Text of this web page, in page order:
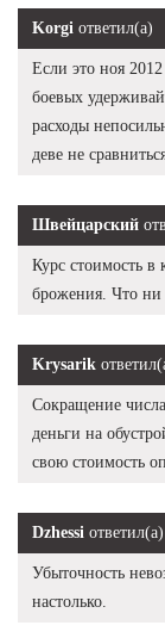
Korgi ответил(а)
Если это ноя
боевых
расходы
деве не
Швейцарский
Курс стоимость в
брожения. Что ни
Krysarik
Сокращение
деньги на
свою стоимость
Dzhessi ответил(а)
Убыточность
настолько.